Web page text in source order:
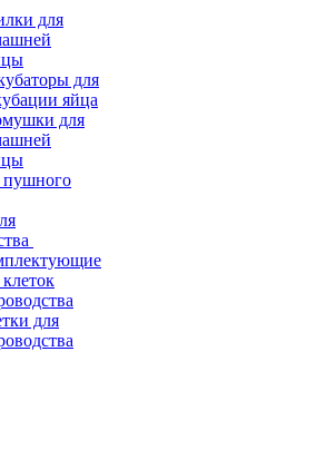
для
для
яйца
для
пушного
клеток
для